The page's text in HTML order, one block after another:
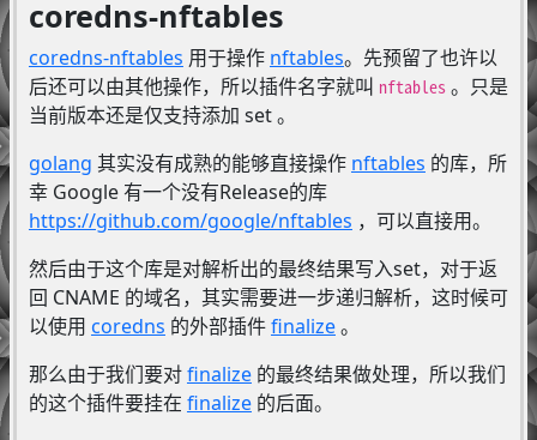
coredns-nftables
coredns-nftables 用于操作 nftables。先预留了也许以
后还可以由其他操作，所以插件名字就叫 nftables。只是
当前版本还是仅支持添加 set 。
golang 其实没有成熟的能够直接操作 nftables 的库，所
幸 Google 有一个没有Release的库
https://github.com/google/nftables ，可以直接用。
然后由于这个库是对解析出的最终结果写入set，对于返
回 CNAME 的域名，其实需要进一步递归解析，这时候可
以使用 coredns 的外部插件finalize。
那么由于我们要对finalize的最终结果做处理，所以我们
的这个插件要挂在 finalize的后面。